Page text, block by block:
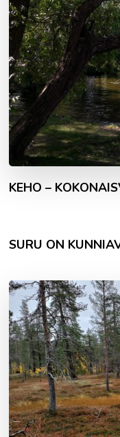
KEHO –
SURU ON